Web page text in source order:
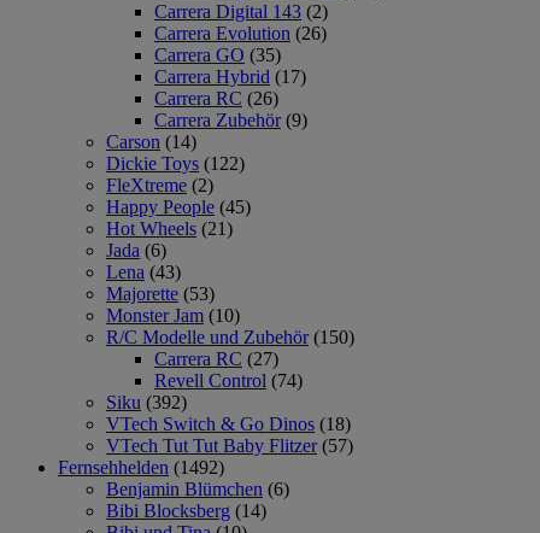
Carrera Digital 143 (2)
Carrera Evolution (26)
Carrera GO (35)
Carrera Hybrid (17)
Carrera RC (26)
Carrera Zubehör (9)
Carson (14)
Dickie Toys (122)
FleXtreme (2)
Happy People (45)
Hot Wheels (21)
Jada (6)
Lena (43)
Majorette (53)
Monster Jam (10)
R/C Modelle und Zubehör (150)
Carrera RC (27)
Revell Control (74)
Siku (392)
VTech Switch & Go Dinos (18)
VTech Tut Tut Baby Flitzer (57)
Fernsehhelden (1492)
Benjamin Blümchen (6)
Bibi Blocksberg (14)